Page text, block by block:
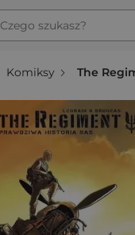
Czego szukasz?
Komiksy The